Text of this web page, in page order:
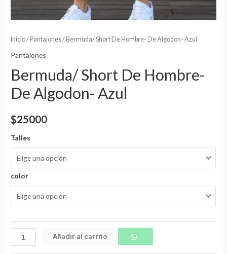
Inicio/ Pantalones/ Bermuda/ Short De Hombre- De Algodon- Azul
Pantalones
Bermuda/ Short De Hombre-
De Algodon- Azul
$25000
Talles
color
Añadir al carrito